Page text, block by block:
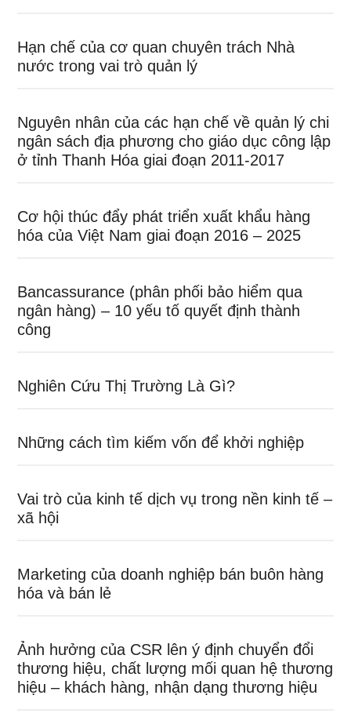
Hạn chế của cơ quan chuyên trách Nhà
nước trong vai trò quản lý
Nguyên nhân của các hạn chế về quản lý chi
ngân sách địa phương cho giáo dục công lập
ở tỉnh Thanh Hóa giai đoạn 2011-2017
Cơ hội thúc đẩy phát triển xuất khẩu hàng
hóa của Việt Nam giai đoạn 2016 – 2025
Bancassurance (phân phối bảo hiểm qua
ngân hàng) – 10 yếu tố quyết định thành
công
Nghiên Cứu Thị Trường Là Gì?
Những cách tìm kiếm vốn để khởi nghiệp
Vai trò của kinh tế dịch vụ trong nền kinh tế –
xã hội
Marketing của doanh nghiệp bán buôn hàng
hóa và bán lẻ
Ảnh hưởng của CSR lên ý định chuyển đổi
thương hiệu, chất lượng mối quan hệ thương
hiệu – khách hàng, nhận dạng thương hiệu